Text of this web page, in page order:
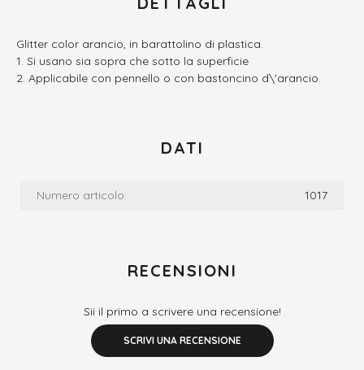
Glitter color arancio, in barattolino di plastica.
Si usano sia sopra che sotto la superficie
Applicabile con pennello o con bastoncino d\'arancio.
DATI
Numero articolo: 1017
RECENSIONI
Sii il primo a scrivere una recensione!
SCRIVI UNA RECENSIONE